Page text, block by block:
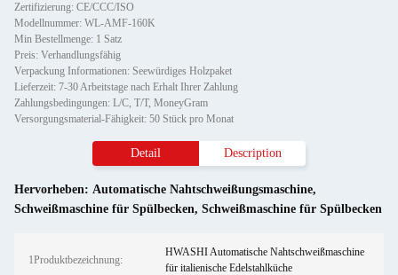
Zertifizierung: CE/CCC/ISO
Modellnummer: WL-AMF-160K
Min Bestellmenge: 1 Satz
Preis: Verhandlungsfähig
Verpackung Informationen: Seewürdiges Holzpaket
Lieferzeit: 7-30 Arbeitstage nach Erhalt Ihrer Zahlung
Zahlungsbedingungen: L/C, T/T, MoneyGram
Versorgungsmaterial-Fähigkeit: 50 Stück pro Monat
Detail Description
Hervorheben: Automatische Nahtschweißungsmaschine,
Schweißmaschine für Spülbecken, Schweißmaschine für Spülbecken
1Produktbezeichnung:
HWASHI Automatische Nahtschweißmaschine
für italienische Edelstahlküche